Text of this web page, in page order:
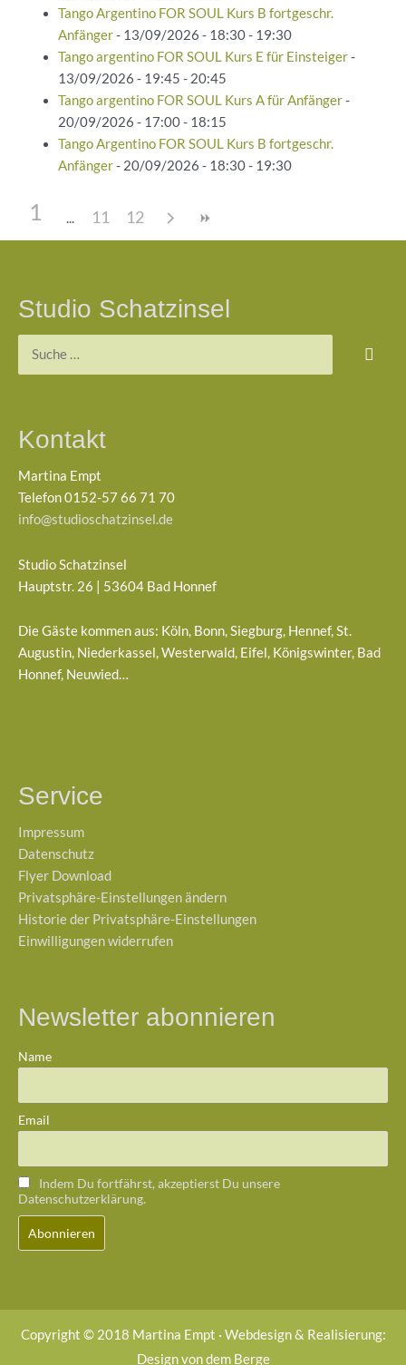
Tango Argentino FOR SOUL Kurs B fortgeschr.
Anfänger- 13/09/2026 - 18:30 - 19:30
Tango argentino FOR SOUL Kurs E für Einsteiger-
13/09/2026 - 19:45 - 20:45
Tango argentino FOR SOUL Kurs A für Anfänger-
20/09/2026 - 17:00 - 18:15
Tango Argentino FOR SOUL Kurs B fortgeschr.
Anfänger- 20/09/2026 - 18:30 - 19:30
1 11 12
Studio Schatzinsel
Kontakt
Martina Empt
Telefon 0152-57 66 71 70
info@studioschatzinsel.de
Studio Schatzinsel
Hauptstr. 26 | 53604 Bad Honnef
Die Gäste kommen aus: Köln, Bonn, Siegburg, Hennef, St.
Augustin, Niederkassel, Westerwald, Eifel, Königswinter, Bad
Honnef, Neuwied…
Service
Impressum
Datenschutz
Flyer Download
Privatsphäre-Einstellungen ändern
Historie der Privatsphäre-Einstellungen
Einwilligungen widerrufen
Newsletter abonnieren
Name
Email
Indem Du fortfährst, akzeptierst Du unsere
Datenschutzerklärung.
Copyright © 2018 Martina Empt · Webdesign & Realisierung:
Design von dem Berge